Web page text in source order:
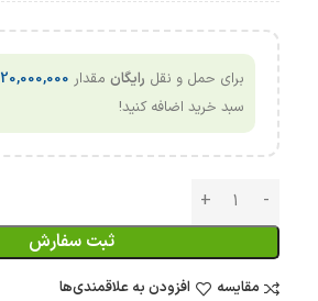
برای حمل و نقل رایگان مقدار 20,000,000
سبد خرید اضافه کنید!
ثبت سفارش
مقایسه افزودن به علاقمندی‌ها